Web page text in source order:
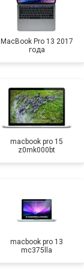
MacBook Pro 13 2017
года
macbook pro 15
z0mk000bt
macbook pro 13
mc375lla